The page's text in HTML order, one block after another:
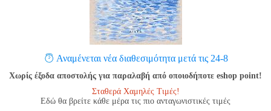
Αναμένεται νέα διαθεσιμότητα μετά τις 24-8
Χωρίς έξοδα αποστολής για παραλαβή από οποιοδήποτε eshop point!
Σταθερά Χαμηλές Τιμές!
Εδώ θα βρείτε κάθε μέρα τις πιο ανταγωνιστικές τιμές